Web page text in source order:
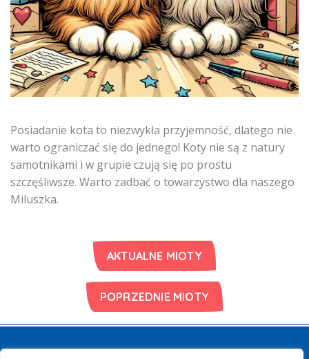
Posiadanie kota to niezwykła przyjemność, dlatego nie
warto ograniczać się do jednego! Koty nie są z natury
samotnikami i w grupie czują się po prostu
szczęśliwsze. Warto zadbać o towarzystwo dla naszego
Miluszka.
AKTUALNE MIOTY
POPRZEDNIE MIOTY